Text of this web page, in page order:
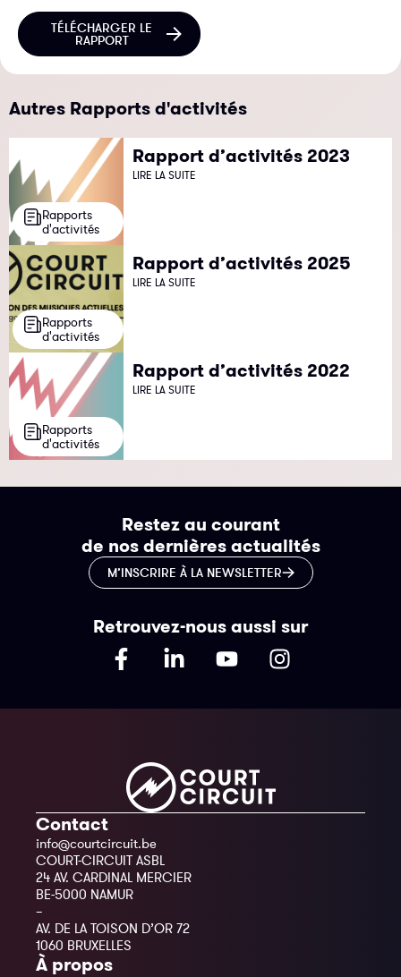
TÉLÉCHARGER LE
RAPPORT
Autres Rapports d'activités
Rapports
d'activités
Rapport d’activités 2023
LIRE LA SUITE
Rapports
d'activités
Rapport d’activités 2025
LIRE LA SUITE
Rapports
d'activités
Rapport d’activités 2022
LIRE LA SUITE
Restez au courant
de nos dernières actualités
M’INSCRIRE À LA NEWSLETTER
Retrouvez-nous aussi sur
Contact
info@courtcircuit.be
COURT-CIRCUIT ASBL
24 AV. CARDINAL MERCIER
BE-5000 NAMUR
–
AV. DE LA TOISON D’OR 72
1060 BRUXELLES
À propos